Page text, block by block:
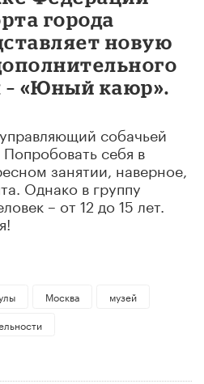
города
новую
– «Юный каюр».
собачьей
себя в
занятии, наверное,
Однако в группу
– от 12 до 15 лет.
Москва
музей